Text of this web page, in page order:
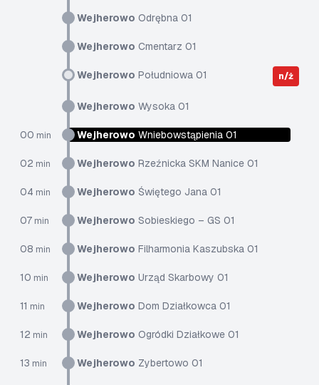
Wejherowo Odrębna 01
Wejherowo Cmentarz 01
Wejherowo Południowa 01 n/ż
Wejherowo Wysoka 01
00 min Wejherowo Wniebowstąpienia 01
02 min Wejherowo Rzeźnicka SKM Nanice 01
04 min Wejherowo Świętego Jana 01
07 min Wejherowo Sobieskiego – GS 01
08 min Wejherowo Filharmonia Kaszubska 01
10 min Wejherowo Urząd Skarbowy 01
11 min Wejherowo Dom Działkowca 01
12 min Wejherowo Ogródki Działkowe 01
13 min Wejherowo Zybertowo 01